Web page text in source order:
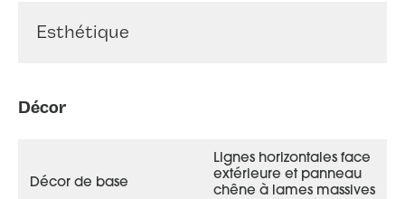
Esthétique
Décor
Décor de base
Lignes horizontales face
extérieure et panneau
chêne à lames massives